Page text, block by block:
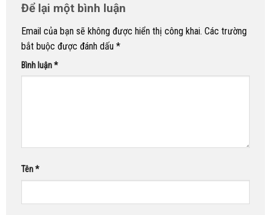
Để lại một bình luận
Email của bạn sẽ không được hiển thị công khai. Các trường
bắt buộc được đánh dấu *
Bình luận*
Tên*